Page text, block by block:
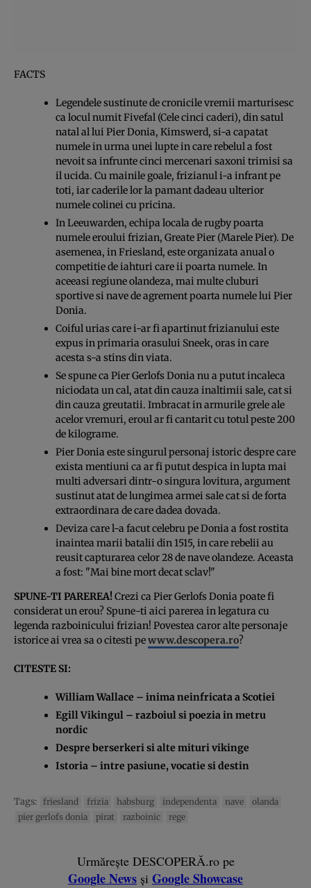
FACTS
Legendele sustinute de cronicile vremii marturisesc
ca locul numit Fivefal (Cele cinci caderi), din satul
natal al lui Pier Donia, Kimswerd, si-a capatat
numele in urma unei lupte in care rebelul a fost
nevoit sa infrunte cinci mercenari saxoni trimisi sa
il ucida. Cu mainile goale, frizianul i-a infrant pe
toti, iar caderile lor la pamant dadeau ulterior
numele colinei cu pricina.
In Leeuwarden, echipa locala de rugby poarta
numele eroului frizian, Greate Pier (Marele Pier). De
asemenea, in Friesland, este organizata anual o
competitie de iahturi care ii poarta numele. In
aceeasi regiune olandeza, mai multe cluburi
sportive si nave de agrement poarta numele lui Pier
Donia.
Coiful urias care i-ar fi apartinut frizianului este
expus in primaria orasului Sneek, oras in care
acesta s-a stins din viata.
Se spune ca Pier Gerlofs Donia nu a putut incaleca
niciodata un cal, atat din cauza inaltimii sale, cat si
din cauza greutatii. Imbracat in armurile grele ale
acelor vremuri, eroul ar fi cantarit cu totul peste 200
de kilograme.
Pier Donia este singurul personaj istoric despre care
exista mentiuni ca ar fi putut despica in lupta mai
multi adversari dintr-o singura lovitura, argument
sustinut atat de lungimea armei sale cat si de forta
extraordinara de care dadea dovada.
Deviza care l-a facut celebru pe Donia a fost rostita
inaintea marii batalii din 1515, in care rebelii au
reusit capturarea celor 28 de nave olandeze. Aceasta
a fost: "Mai bine mort decat sclav!"
SPUNE-TI PAREREA! Crezi ca Pier Gerlofs Donia poate fi
considerat un erou? Spune-ti aici parerea in legatura cu
legenda razboinicului frizian! Povestea caror alte personaje
istorice ai vrea sa o citesti pewww.descopera.ro?
CITESTE SI:
William Wallace – inima neinfricata a Scotiei
Egill Vikingul – razboiul si poezia in metru
nordic
Despre berserkeri si alte mituri vikinge
Istoria – intre pasiune, vocatie si destin
Tags: friesland frizia habsburg independenta nave
olanda
pier gerlofs donia
pirat razboinic rege
Urmărește DESCOPERĂ.ro pe
Google News și Google Showcase